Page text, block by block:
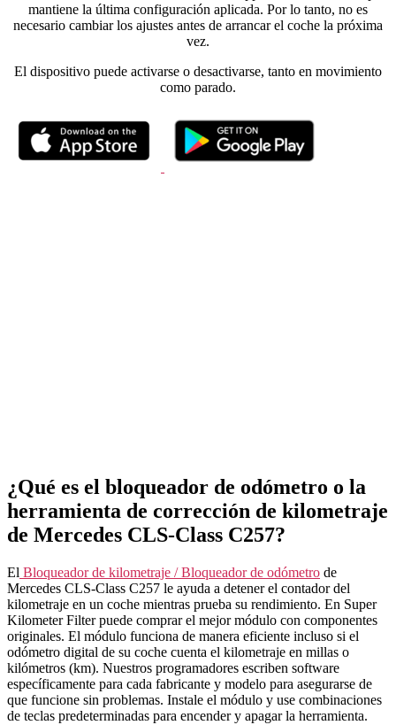
mantiene la última configuración aplicada. Por lo tanto, no es
necesario cambiar los ajustes antes de arrancar el coche la próxima
vez.
El dispositivo puede activarse o desactivarse, tanto en movimiento
como parado.
¿Qué es el bloqueador de odómetro o la
herramienta de corrección de kilometraje
de Mercedes CLS-Class C257?
El Bloqueador de kilometraje / Bloqueador de odómetro de
Mercedes CLS-Class C257 le ayuda a detener el contador del
kilometraje en un coche mientras prueba su rendimiento. En Super
Kilometer Filter puede comprar el mejor módulo con componentes
originales. El módulo funciona de manera eficiente incluso si el
odómetro digital de su coche cuenta el kilometraje en millas o
kilómetros (km). Nuestros programadores escriben software
específicamente para cada fabricante y modelo para asegurarse de
que funcione sin problemas. Instale el módulo y use combinaciones
de teclas predeterminadas para encender y apagar la herramienta.